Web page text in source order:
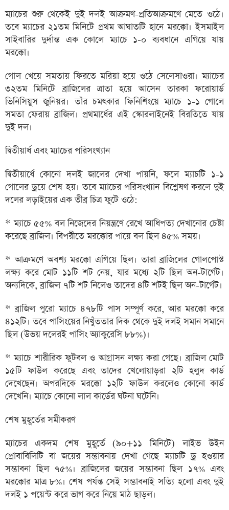
ম্যাচের শুরু থেকেই দুই দলই আক্রমণ-প্রতিআক্রমণে মেতে ওঠে।
তবে ম্যাচের ২১তম মিনিটে প্রথম আঘাতটি হানে মরক্কো। ইসমাইল
সাইবারির দুর্দান্ত এক কোলে ম্যাচে ১-০ ব্যবধানে এগিয়ে যায়
মরক্কো।
গোল খেয়ে সমতায় ফিরতে মরিয়া হয়ে ওঠে সেলেসাওরা। ম্যাচের
৩২তম মিনিটে ব্রাজিলের ত্রাতা হয়ে আসেন তারকা ফরোয়ার্ড
ভিনিসিয়ুস জুনিয়র। তাঁর চমৎকার ফিনিশিংয়ে ম্যাচে ১-১ গোলে
সমতা ফেরায় ব্রাজিল। প্রথমার্ধের এই স্কোরলাইনেই বিরতিতে যায়
দুই দল।
দ্বিতীয়ার্ধ এবং ম্যাচের পরিসংখ্যান
দ্বিতীয়ার্ধে কোনো দলই জালের দেখা পায়নি, ফলে ম্যাচটি ১-১
গোলের ড্রয়ে শেষ হয়। তবে ম্যাচের পরিসংখ্যান বিশ্লেষণ করলে দুই
দলের লড়াইয়ের এক তীব্র চিত্র ফুটে ওঠে:
* ম্যাচে ৫৫% বল নিজেদের নিয়ন্ত্রণে রেখে আধিপত্য দেখানোর চেষ্টা
করেছে ব্রাজিল। বিপরীতে মরক্কোর পায়ে বল ছিল ৪৫% সময়।
* আক্রমণে অবশ্য মরক্কো এগিয়ে ছিল। তারা ব্রাজিলের গোলপোস্ট
লক্ষ্য করে মোট ১১টি শট নেয়, যার মধ্যে ২টি ছিল অন-টার্গেট।
অন্যদিকে, ব্রাজিল ৭টি শট নিলেও তাদের ৪টি শটই ছিল অন-টার্গেট।
* ব্রাজিল পুরো ম্যাচে ৪৭৮টি পাস সম্পূর্ণ করে, আর মরক্কো করে
৪১২টি। তবে পাসিংয়ের নিখুঁততার দিক থেকে দুই দলই সমান সমানে
ছিল (উভয় দলেরই পাসিং অ্যাকুরেসি ৮৮%)।
* ম্যাচে শারীরিক ফুটবল ও আগ্রাসন লক্ষ্য করা গেছে। ব্রাজিল মোট
১৫টি ফাউল করেছে এবং তাদের খেলোয়াড়রা ২টি হলুদ কার্ড
দেখেছেন। অপরদিকে মরক্কো ১২টি ফাউল করলেও কোনো কার্ড
দেখেনি। ম্যাচে কোনো লাল কার্ডের ঘটনা ঘটেনি।
শেষ মুহূর্তের সমীকরণ
ম্যাচের একদম শেষ মুহূর্তে (৯০+১১ মিনিটে) লাইভ উইন
প্রোবাবিলিটি বা জয়ের সম্ভাবনায় দেখা গেছে ম্যাচটি ড্র হওয়ার
সম্ভাবনা ছিল ৭৫%। ব্রাজিলের জয়ের সম্ভাবনা ছিল ১৭% এবং
মরক্কোর মাত্র ৮%। শেষ পর্যন্ত সেই সম্ভাবনাই সত্যি হলো এবং দুই
দলই ১ পয়েন্ট করে ভাগ করে নিয়ে মাঠ ছাড়ল।